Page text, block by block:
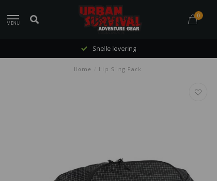
MENU
0
Snelle levering
Home Hip Sling Pack